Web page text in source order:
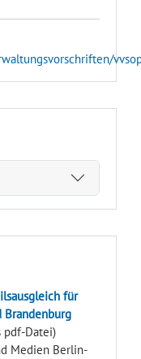
für
Brandenburg
pdf-Datei)
Medien Berlin-